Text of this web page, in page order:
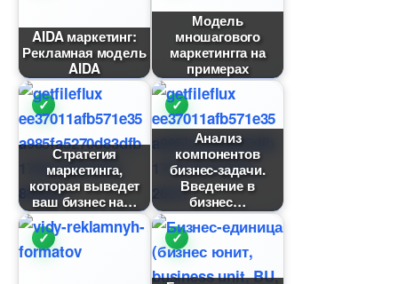
AIDA маркетинг:
Рекламная модель
AIDA
Модель
мношагового
маркетингга на
примерах
Стратегия
маркетинга,
которая выведет
аш бизнес на
Анализ
компоненто
изнес-задачи.
едение
изнес